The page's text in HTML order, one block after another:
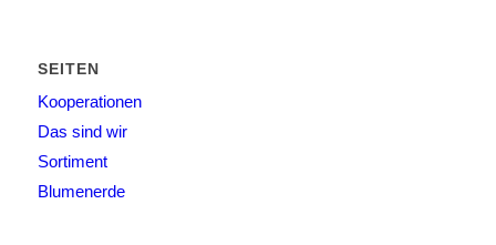
SEITEN
Kooperationen
Das sind wir
Sortiment
Blumenerde